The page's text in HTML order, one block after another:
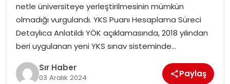
netle üniversiteye yerleştirilmesinin mümkün
olmadığı vurgulandı. YKS Puanı Hesaplama Süreci
Detaylıca Anlatıldı YÖK açıklamasında, 2018 yılından
beri uygulanan yeni YKS sınav sisteminde…
Sır Haber
03 Aralık 2024 Paylaş